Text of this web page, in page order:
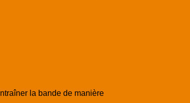
la bande de manière